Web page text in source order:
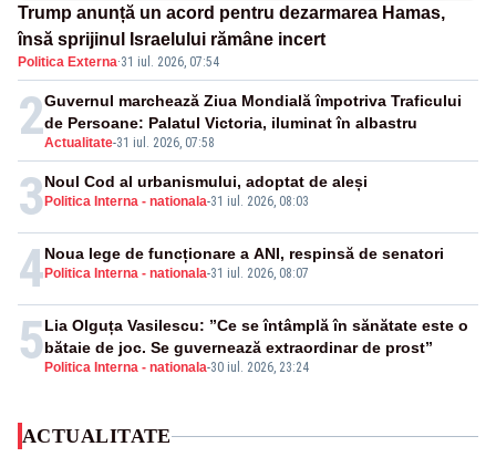
Trump anunță un acord pentru dezarmarea Hamas,
însă sprijinul Israelului rămâne incert
Politica Externa·31 iul. 2026, 07:54
2Actualitate-31 iul. 2026, 07:58
Guvernul marchează Ziua Mondială împotriva Traficului
de Persoane: Palatul Victoria, iluminat în albastru
3 Politica Interna - nationala-31 iul. 2026, 08:03
Noul Cod al urbanismului, adoptat de aleși
4 Politica Interna - nationala-31 iul. 2026, 08:07
Noua lege de funcționare a ANI, respinsă de senatori
5 Politica Interna - nationala-30 iul. 2026, 23:24
Lia Olguța Vasilescu: ”Ce se întâmplă în sănătate este o
bătaie de joc. Se guvernează extraordinar de prost”
ACTUALITATE